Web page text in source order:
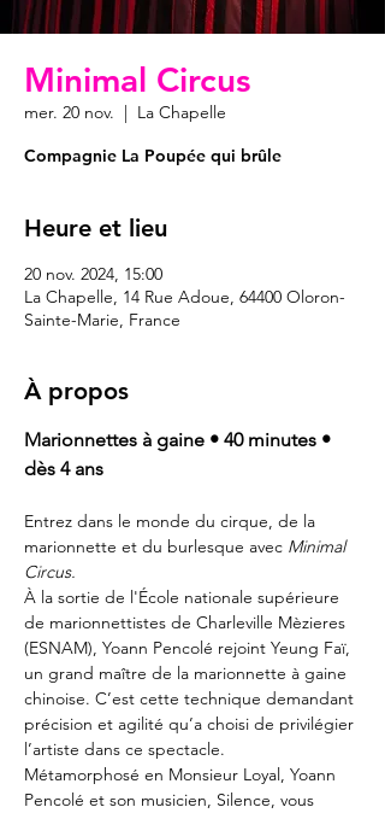
Minimal Circus
mer. 20 nov.
  |
La Chapelle
Compagnie La Poupée qui brûle
Heure et lieu
20 nov. 2024, 15:00
La Chapelle, 14 Rue Adoue, 64400 Oloron-
Sainte-Marie, France
À propos
Marionnettes à gaine • 40 minutes •
dès 4 ans
Entrez dans le monde du cirque, de la
marionnette et du burlesque avec Minimal
Circus.
À la sortie de l'École nationale supérieure
de marionnettistes de Charleville Mèzieres
(ESNAM), Yoann Pencolé rejoint Yeung Faï,
un grand maître de la marionnette à gaine
chinoise. C’est cette technique demandant
précision et agilité qu’a choisi de privilégier
l’artiste dans ce spectacle.
Métamorphosé en Monsieur Loyal, Yoann
Pencolé et son musicien, Silence, vous